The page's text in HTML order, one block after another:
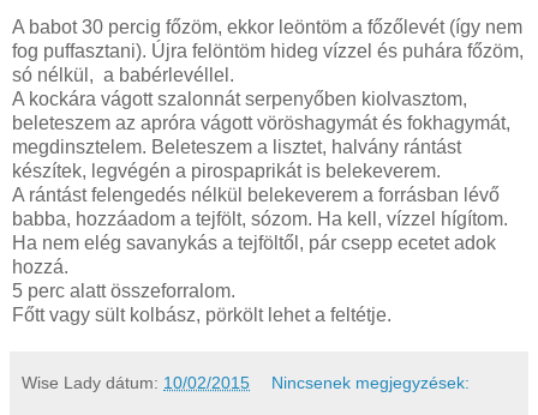
A babot 30 percig főzöm, ekkor leöntöm a főzőlevét (így nem
fog puffasztani). Újra felöntöm hideg vízzel és puhára főzöm,
só nélkül, a babérlevéllel.
A kockára vágott szalonnát serpenyőben kiolvasztom,
beleteszem az apróra vágott vöröshagymát és fokhagymát,
megdinsztelem. Beleteszem a lisztet, halvány rántást
készítek, legvégén a pirospaprikát is belekeverem.
A rántást felengedés nélkül belekeverem a forrásban lévő
babba, hozzáadom a tejfölt, sózom. Ha kell, vízzel hígítom.
Ha nem elég savanykás a tejföltől, pár csepp ecetet adok
hozzá.
5 perc alatt összeforralom.
Főtt vagy sült kolbász, pörkölt lehet a feltétje.
Wise Lady dátum: 10/02/2015 Nincsenek megjegyzések: